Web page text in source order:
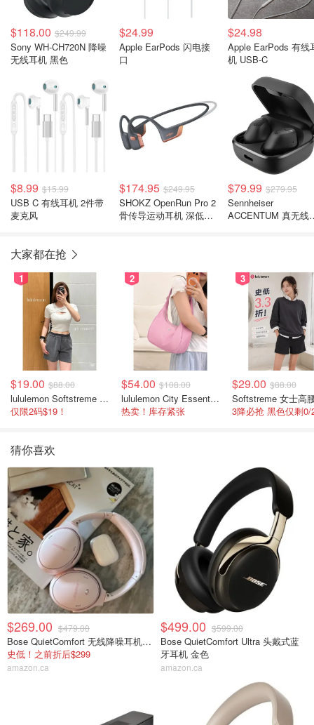
$118.00 $249.99
Sony WH-CH720N 降噪
无线耳机 黑色
$24.99
Apple EarPods 闪电接
口
$24.98
Apple EarPods 有线
机 USB-C
$8.99 $15.99
USB C 有线耳机 2件带
麦克风
$174.95 $249.95
SHOKZ OpenRun Pro 2
骨传导运动耳机 深低音
$79.99 $279.95
Sennheiser
ACCENTUM 真无线
大家都在抢
1
$19.00 $88.00
lululemon Softstreme 女士高腰短裤 10cm
仅限2码$19！
2
$54.00 $108.00
lululemon City Essentials 肩背包 4L
热卖！库存紧张
3
$29.00 $88.00
猜你喜欢
$269.00 $479.00
Bose QuietComfort 无线降噪耳机 粉色
史低！之前折后$299
amazon.ca
$499.00 $599.00
Bose QuietComfort Ultra 头戴式蓝
牙耳机 金色
amazon.ca